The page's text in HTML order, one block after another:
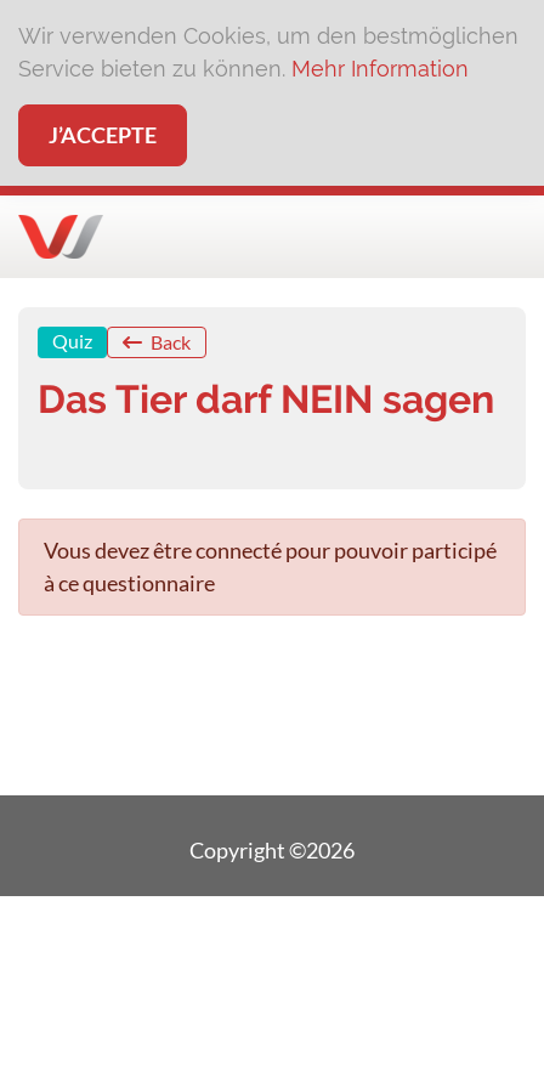
Wir verwenden Cookies, um den bestmöglichen
Service bieten zu können. Mehr Information
J’ACCEPTE
Quiz Back
Das Tier darf NEIN sagen
Vous devez être connecté pour pouvoir participé
à ce questionnaire
Copyright ©2026